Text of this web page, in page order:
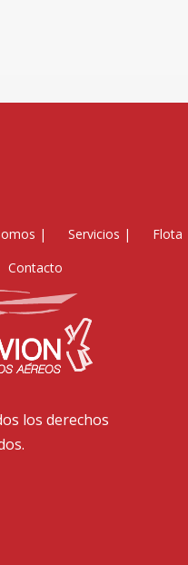
| Servicios | Flota
Contacto
los derechos